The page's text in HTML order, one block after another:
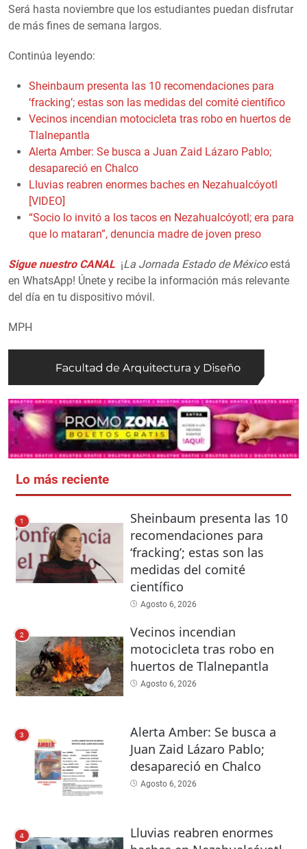
Será hasta noviembre que los estudiantes puedan disfrutar
de más fines de semana largos.
Continúa leyendo:
Sheinbaum presenta las 10 recomendaciones para
‘fracking’; estas son las medidas del comité científico
Vecinos incendian motocicleta tras robo en huertos de
Tlalnepantla
Alerta Amber: Se busca a Juan Zaid Lázaro Pablo;
desapareció en Chalco
Lluvias reabren enormes baches en Nezahualcóyotl
[VIDEO]
“Socio lo invitó a los tacos en Nezahualcóyotl; era para
que lo mataran”, denuncia madre de joven preso
Sigue nuestro CANAL ¡La Jornada Estado de Méxicoestá
en WhatsApp! Únete y recibe la información más relevante
del día en tu dispositivo móvil.
MPH
Lo más reciente
1
Sheinbaum presenta las 10
recomendaciones para
‘fracking’; estas son las
medidas del comité
científico
Agosto 6, 2026
2
Vecinos incendian
motocicleta tras robo en
huertos de Tlalnepantla
Agosto 6, 2026
3
Alerta Amber: Se busca a
Juan Zaid Lázaro Pablo;
desapareció en Chalco
Agosto 6, 2026
4
Lluvias reabren enormes